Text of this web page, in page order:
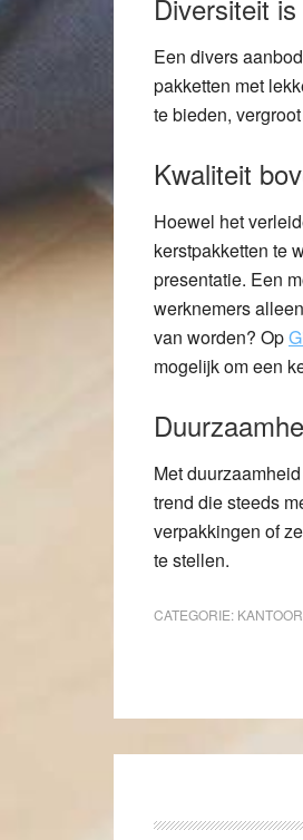
Diversiteit
Een divers
pakketten met
te bieden,
Kwaliteit
Hoewel het
kerstpakketten te
presentatie. Een
werknemers
van worden? Op
mogelijk om een
Met
trend die steeds
verpakkingen of
te stellen.
CATEGORIE: KANTOOR